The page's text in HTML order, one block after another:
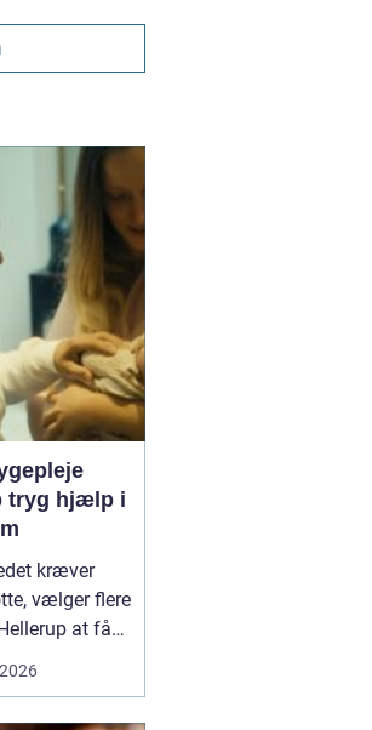
kræver
vælger flere
at få
i hjemmet. Det